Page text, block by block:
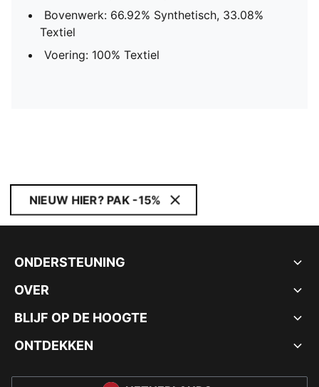
Bovenwerk: 66.92% Synthetisch, 33.08%
Textiel
Voering: 100% Textiel
NIEUW HIER? PAK -15%
ONDERSTEUNING
OVER
BLIJF OP DE HOOGTE
ONTDEKKEN